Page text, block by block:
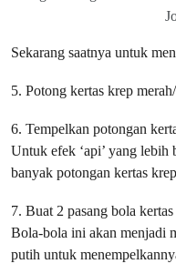
Sekarang saatnya untuk
5. Potong kertas krep
6. Tempelkan potongan
Untuk efek ‘api’ yang
banyak potongan kertas
7. Buat 2 pasang bola
Bola-bola ini akan menjadi
putih untuk